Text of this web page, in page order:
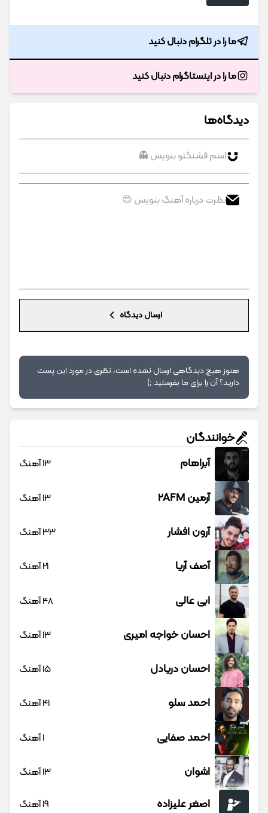
ما را در تلگرام دنبال کنید
ما را در اینستاگرام دنبال کنید
دیدگاه‌ها
ارسال دیدگاه
هنوز هیچ دیدگاهی ارسال نشده است، نظری در مورد این پست
دارید؟ آن را برای ما بفرستید ;)
خوانندگان
آبراهام 13 آهنگ
آرمین 2AFM 13 آهنگ
آرون افشار 33 آهنگ
آصف آریا 21 آهنگ
ابی عالی 48 آهنگ
احسان خواجه امیری 13 آهنگ
احسان دریادل 15 آهنگ
احمد سلو 41 آهنگ
احمد صفایی 1 آهنگ
اشوان 13 آهنگ
اصغر علیزاده 19 آهنگ